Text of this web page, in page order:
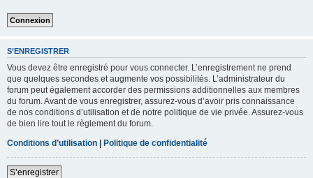
S’ENREGISTRER
Vous devez être enregistré pour vous connecter. L’enregistrement ne prend
que quelques secondes et augmente vos possibilités. L’administrateur du
forum peut également accorder des permissions additionnelles aux membres
du forum. Avant de vous enregistrer, assurez-vous d’avoir pris connaissance
de nos conditions d’utilisation et de notre politique de vie privée. Assurez-vous
de bien lire tout le règlement du forum.
Conditions d’utilisation | Politique de confidentialité
S’enregistrer